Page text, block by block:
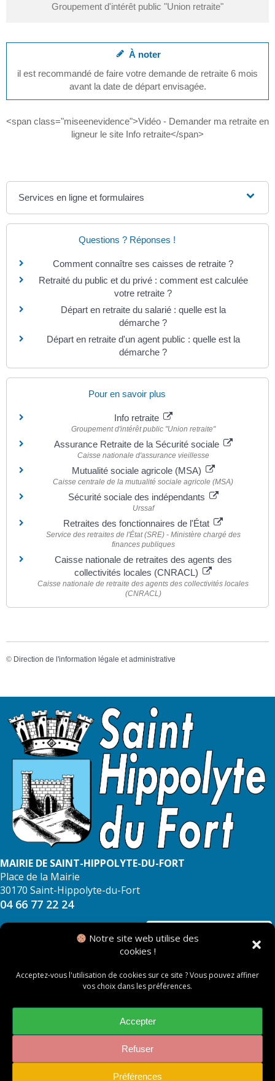
Notre site web utilise des
cookies !
Acceptez-vous l'utilisation de cookies sur ce site ? Vous pouvez affiner
vos choix dans les préférences.
Accepter
Refuser
Préférences
Groupement d'intérêt public "Union retraite"
À noter
il est recommandé de faire votre demande de retraite 6 mois
avant la date de départ envisagée.
<span class="miseenevidence">Vidéo - Demander ma retraite en
ligneur le site Info retraite</span>
Services en ligne et formulaires
Questions ? Réponses !
Comment connaître ses caisses de retraite ?
Retraité du public et du privé : comment est calculée
votre retraite ?
Départ en retraite du salarié : quelle est la
démarche ?
Départ en retraite d'un agent public : quelle est la
démarche ?
Pour en savoir plus
Info retraite
Groupement d'intérêt public "Union retraite"
Assurance Retraite de la Sécurité sociale
Caisse nationale d'assurance vieillesse
Mutualité sociale agricole (MSA)
Caisse centrale de la mutualité sociale agricole (MSA)
Sécurité sociale des indépendants
Urssaf
Retraites des fonctionnaires de l'État
Service des retraites de l'État (SRE) - Ministère chargé des
finances publiques
Caisse nationale de retraites des agents des
collectivités locales (CNRACL)
Caisse nationale de retraite des agents des collectivités locales
(CNRACL)
© Direction de l'information légale et administrative
MAIRIE DE SAINT-HIPPOLYTE-DU-FORT
Place de la Mairie
30170 Saint-Hippolyte-du-Fort
04 66 77 22 24
NOUS CONTACTER
Mentions légales
Politique des cookies